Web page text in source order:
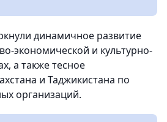
динамичное развитие
экономической и культурно-
а также тесное
и Таджикистана по
организаций.